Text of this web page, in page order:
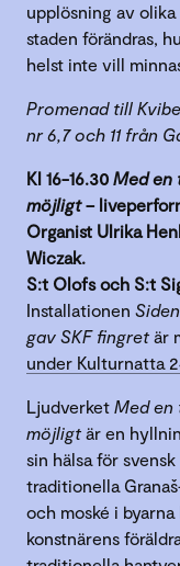
upplösning av
staden förändras,
helst inte vill
Promenad till
nr 6,7 och 11 från
Kl 16-16.30 Med en
möjligt–
Organist Ulrika
Wiczak.
S:t Olofs och S:t
Installationen
gav SKF fingret är
under Kulturnatta
Ljudverket Med
möjligt är en
sin hälsa för
traditionella
och moské i
konstnärens